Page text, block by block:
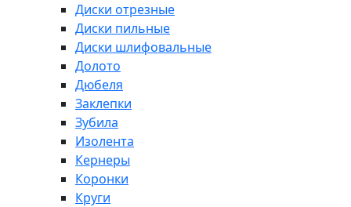
Диски отрезные
Диски пильные
Диски шлифовальные
Долото
Дюбеля
Заклепки
Зубила
Изолента
Кернеры
Коронки
Круги